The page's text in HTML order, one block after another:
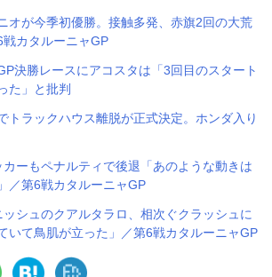
オが今季初優勝。接触多発、赤旗2回の大荒
カタルーニャGP
決勝レースにアコスタは「3回目のスタート
た」と批判
トラックハウス離脱が正式決定。ホンダ入り
ーもペナルティで後退「あのような動きは
／第6戦カタルーニャGP
シュのクアルタラロ、相次ぐクラッシュに
いて鳥肌が立った」／第6戦カタルーニャGP